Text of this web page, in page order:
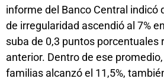
informe del Banco Central indicó
de irregularidad ascendió al 7%
suba de 0,3 puntos porcentuales
anterior. Dentro de ese
familias alcanzó el 11,5%,